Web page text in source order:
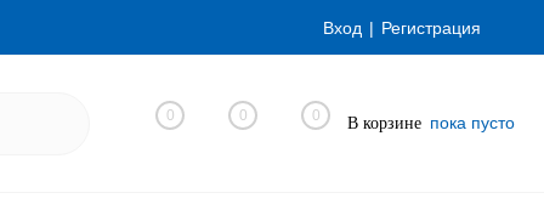
Вход Регистрация
0 0 0 В корзине пока пусто